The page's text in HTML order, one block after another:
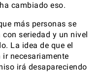
cambiado eso.
más personas se
seriedad y un nivel
La idea de que el
necesariamente
irá desapareciendo